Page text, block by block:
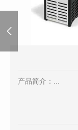
产品简介：...